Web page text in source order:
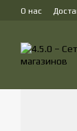
Перейти к
О нас